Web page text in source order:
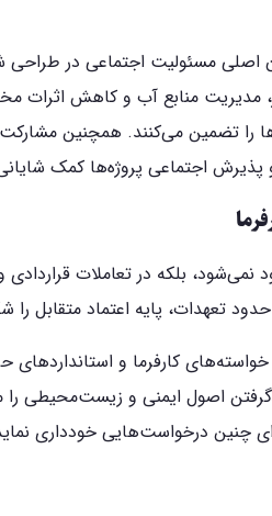
اصلی مسئولیت اجتماعی در
مدیریت منابع آب و کاهش
را تضمین می‌کنند. همچنین
اجتماعی پروژه‌ها کمک
بلکه در تعاملات قراردادی و
تعهدات، پایه اعتماد متقابل
کارفرما و
اصول ایمنی و زیست‌محیطی را
چنین درخواست‌هایی خودداری